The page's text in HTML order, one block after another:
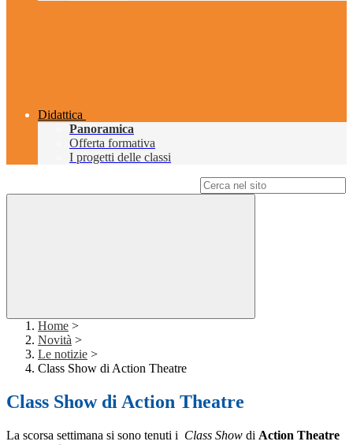
Didattica
Panoramica
Offerta formativa
I progetti delle classi
Home >
Novità >
Le notizie >
Class Show di Action Theatre
Class Show di Action Theatre
La scorsa settimana si sono tenuti i Class Show di Action Theatre